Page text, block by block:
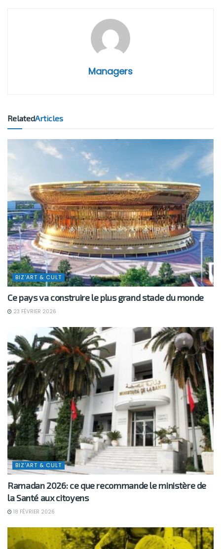
Managers
RelatedArticles
BIZ'ART & CULT
Ce pays va construire le plus grand stade du monde
23 FÉVRIER 2026
BIZ'ART & CULT
Ramadan 2026: ce que recommande le ministère de
la Santé aux citoyens
18 FÉVRIER 2026